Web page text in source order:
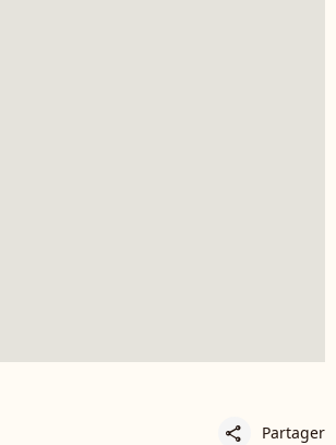
share Partager